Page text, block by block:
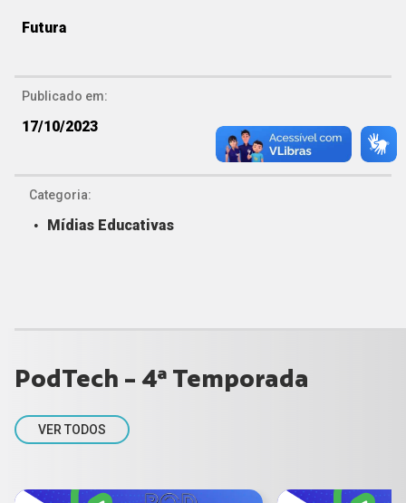
Futura
Publicado em:
17/10/2023
Categoria:
Mídias Educativas
PodTech - 4ª Temporada
VER TODOS